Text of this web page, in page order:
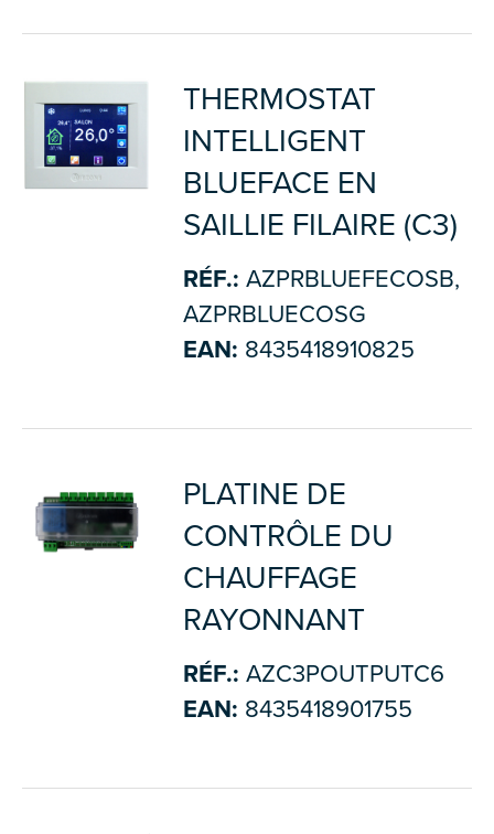
THERMOSTAT
INTELLIGENT
BLUEFACE EN
SAILLIE FILAIRE (C3)
RÉF.: AZPRBLUEFECOSB,
AZPRBLUECOSG
EAN: 8435418910825
PLATINE DE
CONTRÔLE DU
CHAUFFAGE
RAYONNANT
RÉF.: AZC3POUTPUTC6
EAN: 8435418901755